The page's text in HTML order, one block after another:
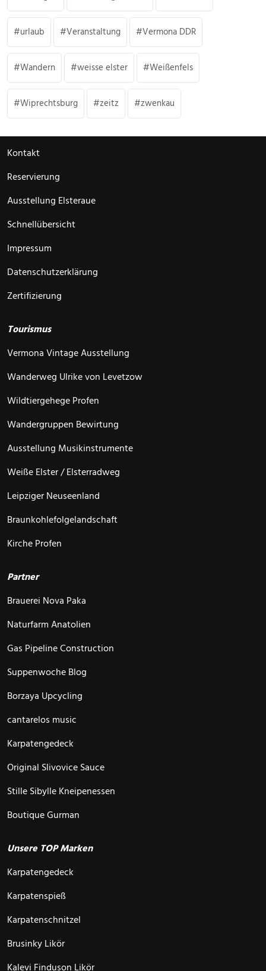
urlaub Veranstaltung Vermona DDR
Wandern weisse elster Weißenfels
Wiprechtsburg zeitz zwenkau
Kontakt
Reservierung
Ausstellung Elsteraue
Schnellübersicht
Impressum
Datenschutzerklärung
Zertifizierung
Tourismus
Vermona Vintage Ausstellung
Wanderweg Ulrike von Levetzow
Wildtiergehege Profen
Wandergruppen Bewirtung
Ausstellung Musikinstrumente
Weiße Elster / Elsterradweg
Leipziger Neuseenland
Braunkohlefolgelandschaft
Kirche Profen
Partner
Brauerei Nova Paka
Naturfarm Anatolien
Gas Pipeline Construction
Suppenwoche Blog
Borzaya Upcycling
cantarelos music
Karpatengedeck
Original Slivovice Sauce
Stille Sibylle Kneipenessen
Boutique Gurman
Unsere TOP Marken
Karpatengedeck
Karpatenspieß
Karpatenschnitzel
Brusinky Likör
Kalevi Finduson Likör